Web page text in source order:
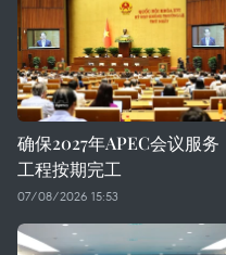
确保2027年APEC会议服务
工程按期完工
07/08/2026 15:53